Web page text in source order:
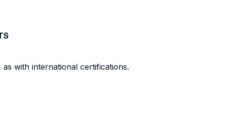
with international certifications.